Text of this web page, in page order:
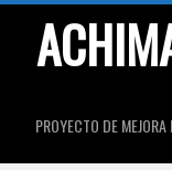
PROYECTO DE